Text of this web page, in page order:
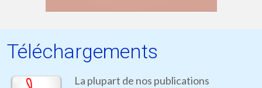
Téléchargements
La plupart de nos publications